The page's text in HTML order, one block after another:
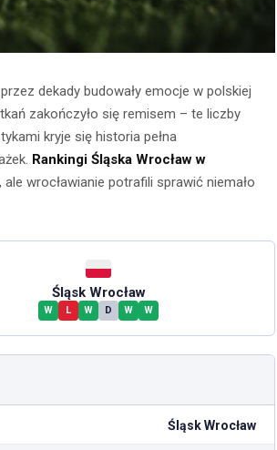
dekady budowały emocje w polskiej
zakończyło się remisem – te liczby
kryje się historia pełna
Rankingi Śląska Wrocław w
wrocławianie potrafili sprawić niemało
Śląsk Wrocław
W L W D W W
Śląsk Wrocław
Obserwacja po
zmroku: jak
lornetkę w teren?